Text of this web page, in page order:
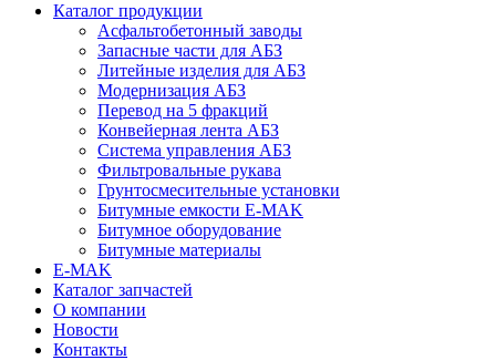
Каталог продукции
Асфальтобетонный заводы
Запасные части для АБЗ
Литейные изделия для АБЗ
Модернизация АБЗ
Перевод на 5 фракций
Конвейерная лента АБЗ
Система управления АБЗ
Фильтровальные рукава
Грунтосмесительные установки
Битумные емкости E-MAK
Битумное оборудование
Битумные материалы
E-MAK
Каталог запчастей
О компании
Новости
Контакты